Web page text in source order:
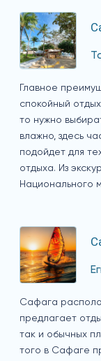
Главное
спокойный
то нужно
влажно, здесь
подойдет для
отдыха. Из
Национального
Сафага
предлагает
так и обычных
того в Сафаге